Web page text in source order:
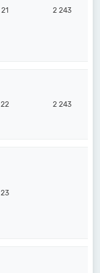
21 2 243
22 2 243
23